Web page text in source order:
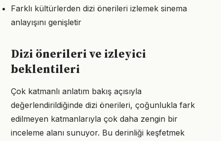
Farklı kültürlerden dizi önerileri izlemek sinema
anlayışını genişletir
Dizi önerileri ve izleyici
beklentileri
Çok katmanlı anlatım bakış açısıyla
değerlendirildiğinde dizi önerileri, çoğunlukla fark
edilmeyen katmanlarıyla çok daha zengin bir
inceleme alanı sunuyor. Bu derinliği keşfetmek